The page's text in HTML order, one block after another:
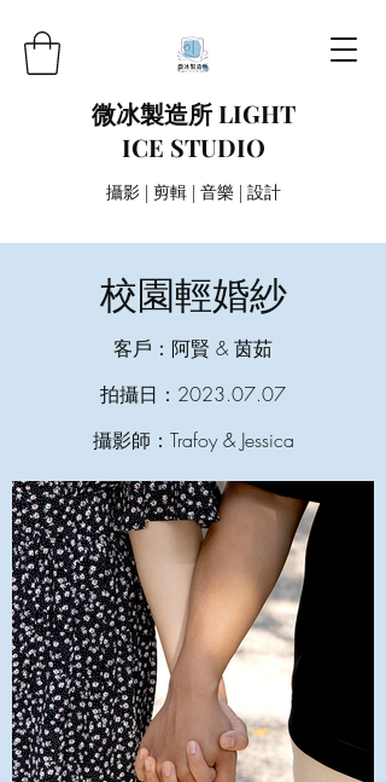
微冰製造所 LIGHT
ICE STUDIO
攝影 | 剪輯 | 音樂 | 設計
校園輕婚紗
客戶：阿賢 & 茵茹
拍攝日：2023.07.07
攝影師：Trafoy & Jessica